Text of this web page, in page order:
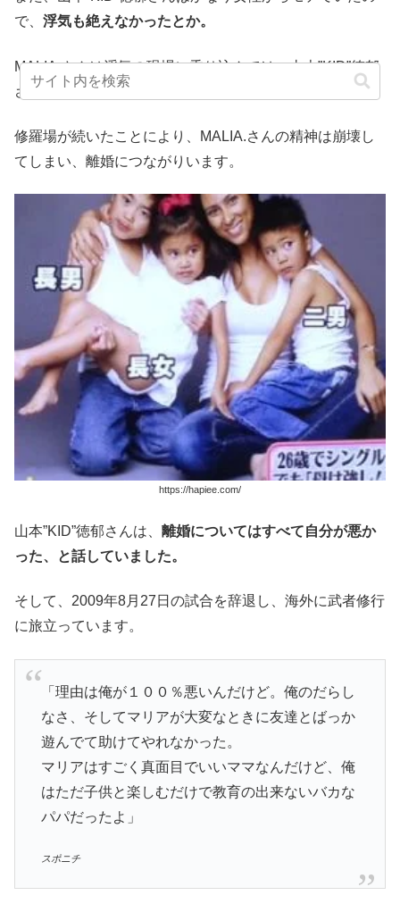
で、 浮気も絶えなかったとか。
MALIA.さんは浮気の現場に乗り込んでは、山本”KID”徳郁
さんに飛び蹴りを食らわせていたそうですよ。
修羅場が続いたことにより、MALIA.さんの精神は崩壊し
てしまい、離婚につながりいます。
https://hapiee.com/
山本”KID”徳郁さんは、 離婚についてはすべて自分が悪か
った、と話していました。
そして、2009年8月27日の試合を辞退し、海外に武者修行
に旅立っています。
「理由は俺が１００％悪いんだけど。俺のだらし
なさ、そしてマリアが大変なときに友達とばっか
遊んでて助けてやれなかった。
マリアはすごく真面目でいいママなんだけど、俺
はただ子供と楽しむだけで教育の出来ないバカな
パパだったよ」
スポニチ